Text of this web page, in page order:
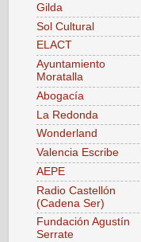
Gilda
Sol Cultural
ELACT
Ayuntamiento
Moratalla
Abogacía
La Redonda
Wonderland
Valencia Escribe
AEPE
Radio Castellón
(Cadena Ser)
Fundación Agustín
Serrate